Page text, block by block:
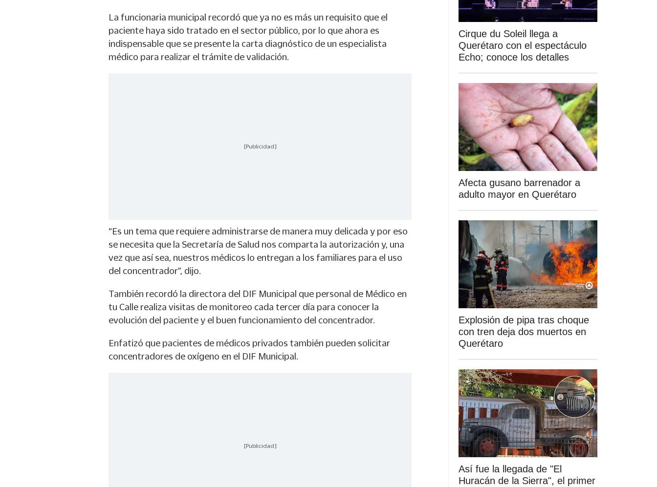
La funcionaria municipal recordó que ya no es más un requisito que el
paciente haya sido tratado en el sector público, por lo que ahora es
indispensable que se presente la carta diagnóstico de un especialista
médico para realizar el trámite de validación.
[Publicidad]
“Es un tema que requiere administrarse de manera muy delicada y por eso
se necesita que la Secretaría de Salud nos comparta la autorización y, una
vez que así sea, nuestros médicos lo entregan a los familiares para el uso
del concentrador”, dijo.
También recordó la directora del DIF Municipal que personal de Médico en
tu Calle realiza visitas de monitoreo cada tercer día para conocer la
evolución del paciente y el buen funcionamiento del concentrador.
Enfatizó que pacientes de médicos privados también pueden solicitar
concentradores de oxígeno en el DIF Municipal.
[Publicidad]
Cirque du Soleil llega a
Querétaro con el espectáculo
Echo; conoce los detalles
Afecta gusano barrenador a
adulto mayor en Querétaro
Explosión de pipa tras choque
con tren deja dos muertos en
Querétaro
Así fue la llegada de "El
Huracán de la Sierra", el primer